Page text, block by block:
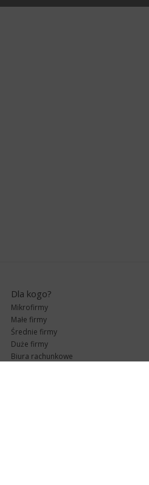
Dla kogo?
Mikrofirmy
Małe firmy
Średnie firmy
Duże firmy
Biura rachunkowe